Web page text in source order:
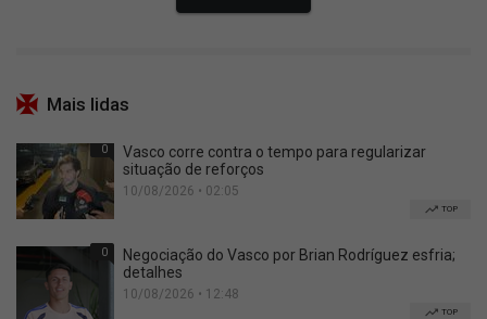
Mais lidas
0
Vasco corre contra o tempo para regularizar
situação de reforços
10/08/2026 • 02:05
TOP
0
Negociação do Vasco por Brian Rodríguez esfria;
detalhes
10/08/2026 • 12:48
TOP